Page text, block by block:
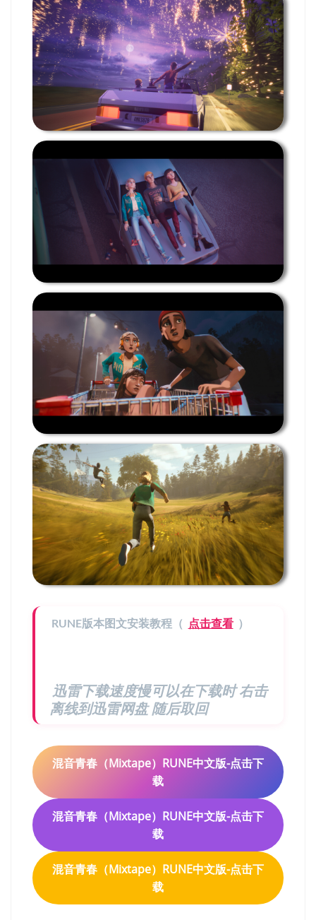
RUNE版本图文安装教程（ 点击查看 ）
迅雷下载速度慢可以在下载时 右击
离线到迅雷网盘 随后取回
混音青春（Mixtape）RUNE中文版-点击下
载
混音青春（Mixtape）RUNE中文版-点击下
载
混音青春（Mixtape）RUNE中文版-点击下
载